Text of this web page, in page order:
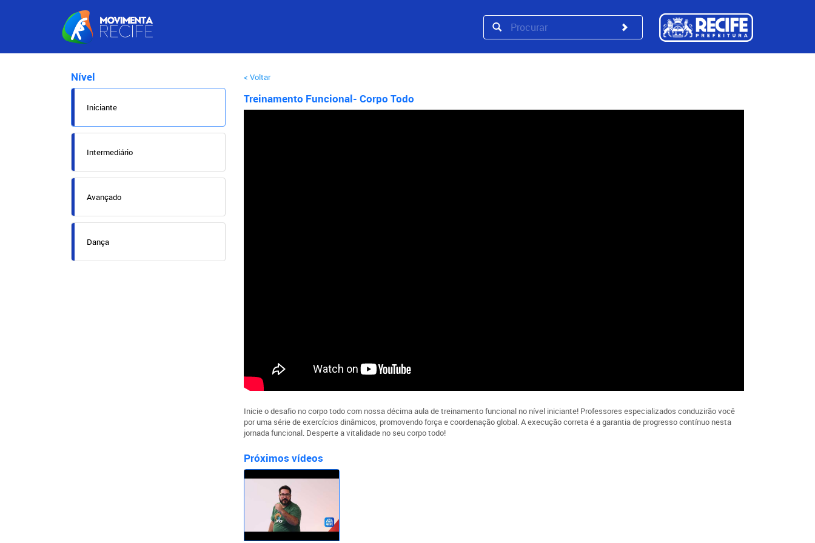
Nível < Voltar
Iniciante
Intermediário
Avançado
Dança
Treinamento Funcional- Corpo Todo
Inicie o desafio no corpo todo com nossa décima aula de treinamento funcional no nível iniciante! Professores especializados conduzirão você
por uma série de exercícios dinâmicos, promovendo força e coordenação global. A execução correta é a garantia de progresso contínuo nesta
jornada funcional. Desperte a vitalidade no seu corpo todo!
Próximos vídeos